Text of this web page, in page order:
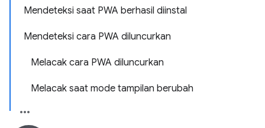
Mendeteksi saat PWA berhasil diinstal
Mendeteksi cara PWA diluncurkan
Melacak cara PWA diluncurkan
Melacak saat mode tampilan berubah